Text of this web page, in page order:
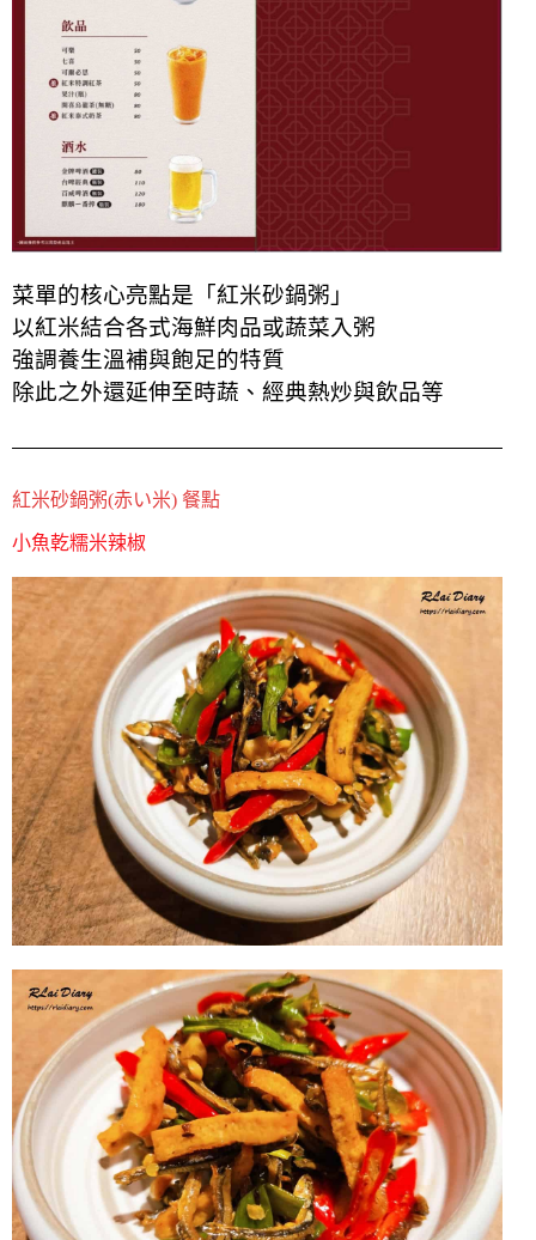
菜單的核心亮點是「紅米砂鍋粥」
以紅米結合各式海鮮肉品或蔬菜入粥
強調養生溫補與飽足的特質
除此之外還延伸至時蔬、經典熱炒與飲品等
紅米砂鍋粥(赤い米) 餐點
小魚乾糯米辣椒